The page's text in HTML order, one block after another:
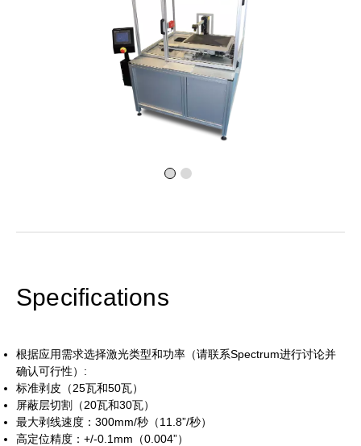
Specifications
根据应用需求选择激光类型和功率（请联系Spectrum进行讨论并
确认可行性）:
标准剥皮（25瓦和50瓦）
屏蔽层切割（20瓦和30瓦）
最大剥线速度：300mm/秒（11.8”/秒）
高定位精度：+/-0.1mm（0.004”）